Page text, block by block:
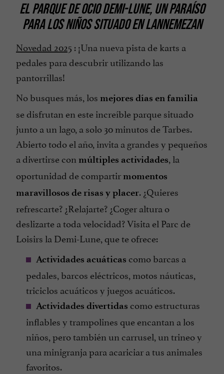
EL PARQUE DE OCIO DEMI-LUNE, UN PARAÍSO
PARA LOS NIÑOS SITUADO EN LANNEMEZAN
Novedad 2025 : ¡Una nueva pista de karts a
pedales para descubrir utilizando las
pantorrillas!
No busques más, los mejores días en familia
se disfrutan en este increíble parque situado
junto a un lago, a solo 30 minutos de Tarbes.
Abierto todo el año, invita a grandes y pequeños
a divertirse con múltiples actividades, la
oportunidad de compartir momentos
maravillosos de risas y placer. ¿Quieres
refrescarte? ¿Relajarte? ¿Coger altura o
deslizarte a toda velocidad? Visita el Parc de
Loisirs la Demi-Lune, que te ofrece:
Actividades acuáticas como barcas a
pedales, barcos eléctricos, motos náuticas,
triciclos acuáticos y juegos acuáticos.
Actividades divertidas como estructuras
inflables y trampolines que encantan a los
niños, pero también un carrusel, un trineo y
una minigranja para acariciar a tus animales
favoritos.